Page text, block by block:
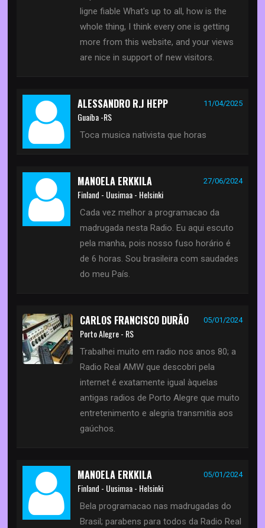
ligne fiable What's up to all, how is the
whole thing, I think every one is getting
more from this website, and your views
are nice in support of new visitors.
ALESSANDRO R.J HEPP 11/04/2025
Guaíba -RS
Toca musica nativista que horas
MANOELA ERKKILA 27/06/2024
Finland - Uusimaa - Helsinki
Cada vez melhor a programacao da
madrugada nesta Radio. Eu aqui escuto
pela manha, pois nosso fuso horário é
de 6 horas. Sou brasileira com saudades
do meu País.
CARLOS FRANCISCO DURÃO 05/01/2024
Porto Alegre - RS
Trabalhei muito em radio nos anos 80; a
Radio Real AMW que descobri pela
internet é exatamente igual àquelas
antigas radios de Porto Alegre que muito
entretenimento e alegria transmitia aos
gaúchos.
MANOELA ERKKILA 05/01/2024
Finland - Uusimaa - Helsinki
Bela programacao nas madrugadas do
Brasil; parabens para todos da Radio Real